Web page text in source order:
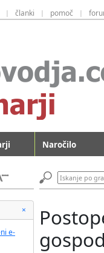
| članki | pomoč |
Naročilo
×C
l
e-